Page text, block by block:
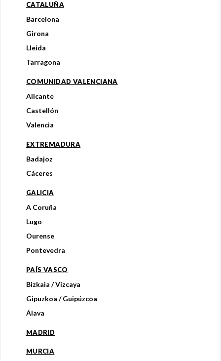
CATALUÑA
Barcelona
Girona
Lleida
Tarragona
COMUNIDAD VALENCIANA
Alicante
Castellón
Valencia
EXTREMADURA
Badajoz
Cáceres
GALICIA
A Coruña
Lugo
Ourense
Pontevedra
PAÍS VASCO
Bizkaia / Vizcaya
Gipuzkoa / Guipúzcoa
Álava
MADRID
MURCIA